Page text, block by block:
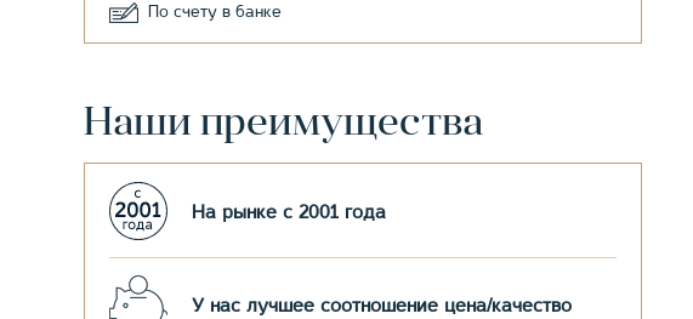
По счету в банке
Наши преимущества
На рынке с 2001 года
У нас лучшее соотношение цена/качество